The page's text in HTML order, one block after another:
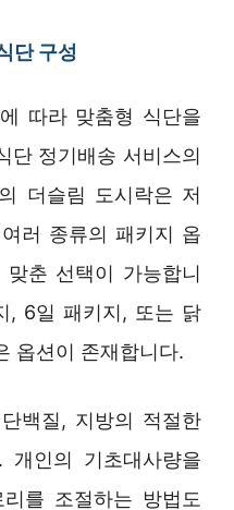
단 구성
따라 맞춤형 식단을
단 정기배송 서비스의
더슬림 도시락은 저
러 종류의 패키지 옵
춘 선택이 가능합니
, 6일 패키지, 또는 닭
옵션이 존재합니다.
백질, 지방의 적절한
개인의 기초대사량을
를 조절하는 방법도